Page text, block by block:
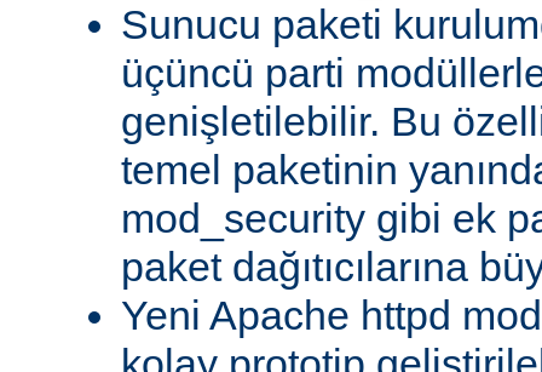
Sunucu paketi
üçüncü parti
genişletilebilir. Bu
temel paketinin
mod_security gibi ek
paket dağıtıcılarına
Yeni Apache httpd